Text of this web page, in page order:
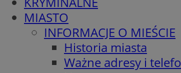
MIASTO
INFORMACJE O MIEŚCIE
Historia miasta
Ważne adresy i